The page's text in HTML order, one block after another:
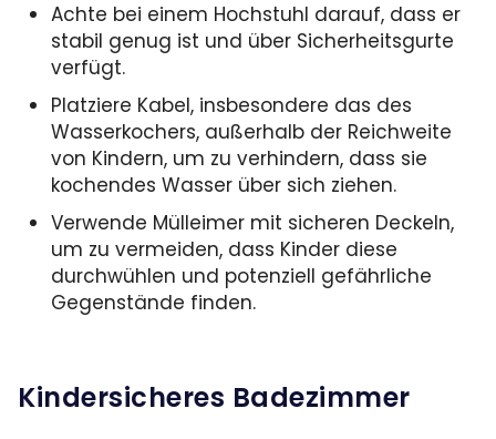
Achte bei einem Hochstuhl darauf, dass er
stabil genug ist und über Sicherheitsgurte
verfügt.
Platziere Kabel, insbesondere das des
Wasserkochers, außerhalb der Reichweite
von Kindern, um zu verhindern, dass sie
kochendes Wasser über sich ziehen.
Verwende Mülleimer mit sicheren Deckeln,
um zu vermeiden, dass Kinder diese
durchwühlen und potenziell gefährliche
Gegenstände finden.
Kindersicheres Badezimmer